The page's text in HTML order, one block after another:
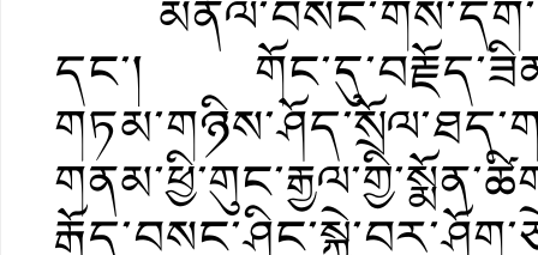
དང་།